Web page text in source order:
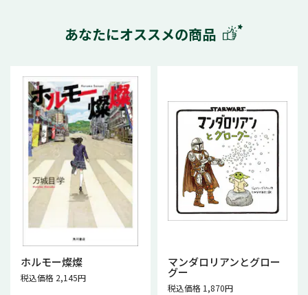
あなたにオススメの商品
ホルモー燦燦
税込価格 2,145円
マンダロリアンとグロー
グー
税込価格 1,870円